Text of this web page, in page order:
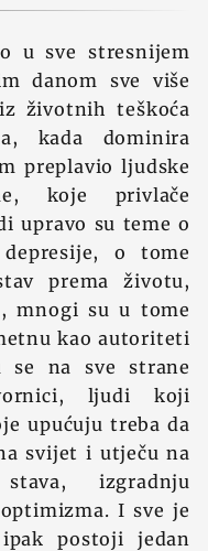
u sve stresnijem
danom sve više
životnih teškoća
kada dominira
preplavio ljudske
koje privlače
upravo su teme o
depresije, o tome
prema životu,
mnogi su u tome
kao autoriteti
se na sve strane
ljudi koji
upućuju treba da
svijet i utječu na
izgradnju
I sve je
postoji jedan